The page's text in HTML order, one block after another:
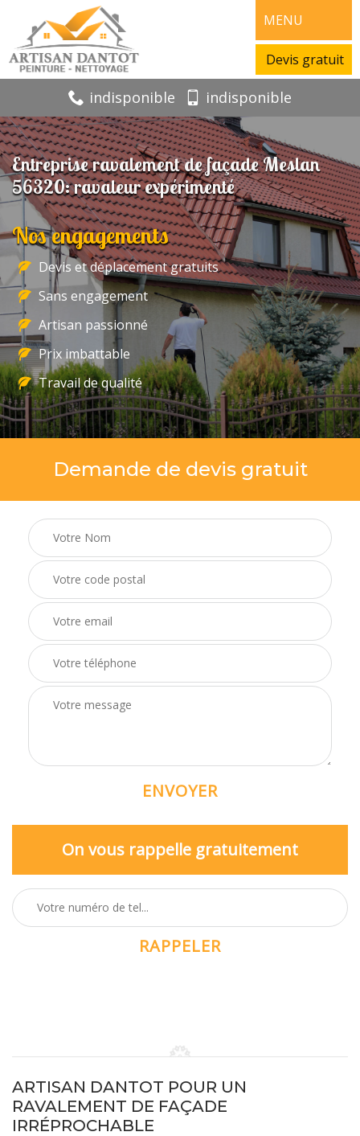
MENU
Devis gratuit
indisponible indisponible
Entreprise ravalement de façade Meslan
56320: ravaleur expérimenté
Nos engagements
Devis et déplacement gratuits
Sans engagement
Artisan passionné
Prix imbattable
Travail de qualité
Demande de devis gratuit
On vous rappelle gratuitement
ARTISAN DANTOT POUR UN
RAVALEMENT DE FAÇADE
IRRÉPROCHABLE